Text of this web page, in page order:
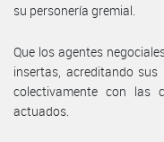
su personería gremial.
Que los agentes
insertas, acreditando
colectivamente con las
actuados.